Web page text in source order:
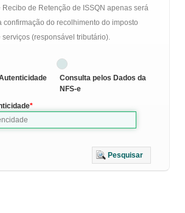
Recibo de Retenção de ISSQN apenas será
confirmação do recolhimento do imposto
(responsável tributário).
Consulta pelos Dados da
NFS-e
Pesquisar